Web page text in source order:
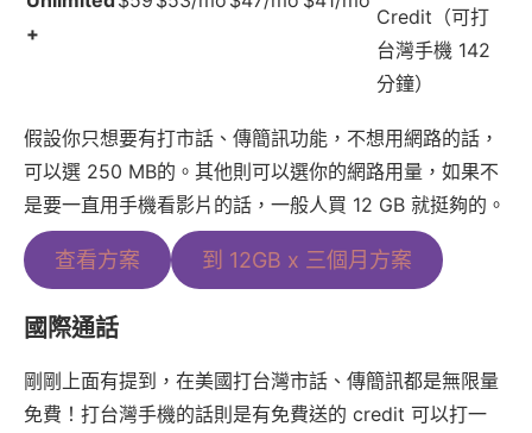
+
Credit（可打
台灣手機 142
分鐘）
假設你只想要有打市話、傳簡訊功能，不想用網路的話，
可以選 250 MB的。其他則可以選你的網路用量，如果不
是要一直用手機看影片的話，一般人買 12 GB 就挺夠的。
查看方案 到 12GB x 三個月方案
國際通話
剛剛上面有提到，在美國打台灣市話、傳簡訊都是無限量
免費！打台灣手機的話則是有免費送的 credit 可以打一